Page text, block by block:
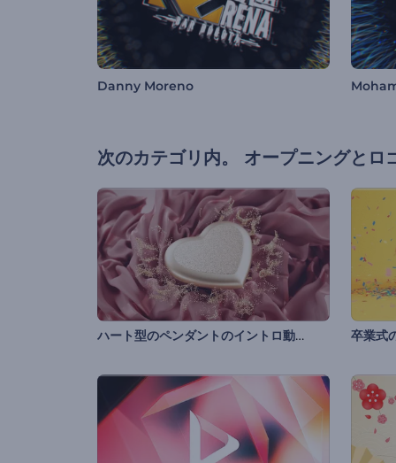
Danny Moreno
次のカテゴリ内。 オープニングとロ
ハート型のペンダントのイントロ動画 卒業式